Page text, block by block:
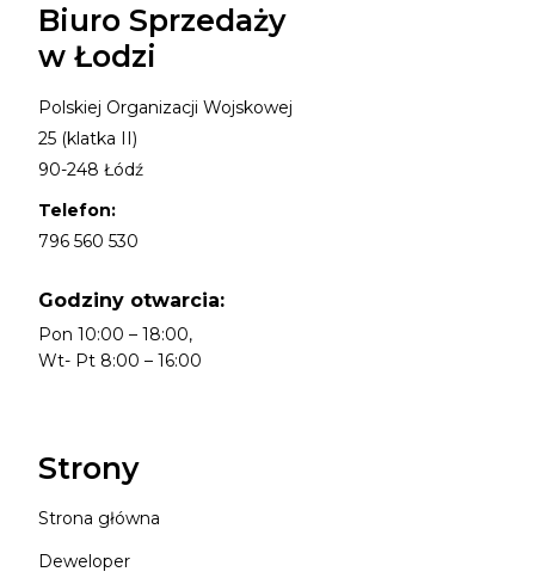
Biuro Sprzedaży
w Łodzi
Polskiej Organizacji Wojskowej
25 (klatka II)
90-248 Łódź
Telefon:
796 560 530
Godziny otwarcia:
Pon 10:00 – 18:00,
Wt- Pt 8:00 – 16:00
Strony
Strona główna
Deweloper